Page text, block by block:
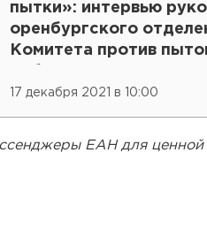
пытки»: интервью
оренбургского
Комитета против
17 декабря 2021 в 10:00
ЕАН для